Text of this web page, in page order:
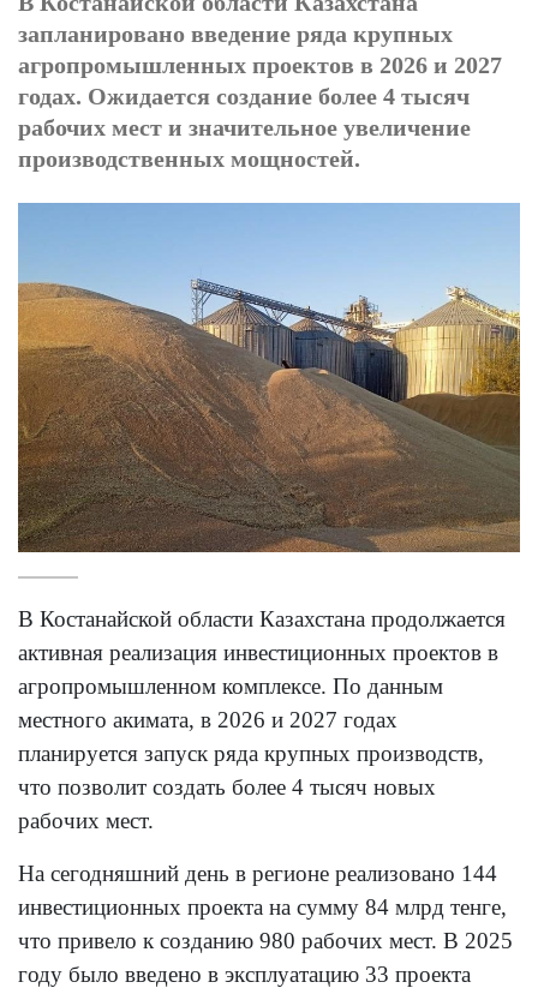
запланировано введение ряда крупных
агропромышленных проектов в 2026 и 2027
годах. Ожидается создание более 4 тысяч
рабочих мест и значительное увеличение
производственных мощностей.
В Костанайской области Казахстана продолжается
активная реализация инвестиционных проектов в
агропромышленном комплексе. По данным
местного акимата, в 2026 и 2027 годах
планируется запуск ряда крупных производств,
что позволит создать более 4 тысяч новых
рабочих мест.
На сегодняшний день в регионе реализовано 144
инвестиционных проекта на сумму 84 млрд тенге,
что привело к созданию 980 рабочих мест. В 2025
году было введено в эксплуатацию 33 проекта